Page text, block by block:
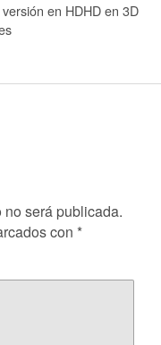
en HDHD en 3D
será publicada.
con *